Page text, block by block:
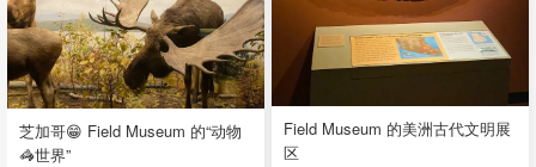
Field Museum 的美洲古代文明展
区
芝加哥😁 Field Museum 的“动物
🦓世界”